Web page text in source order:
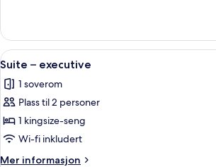
–
superior
Åpne
alle
bildene
av
Suite
–
executive
Skrivebord,
10
Suite – executive
1 soverom
Plass til 2 personer
1 kingsize-seng
Wi-fi inkludert
Mer informasjon
Mer